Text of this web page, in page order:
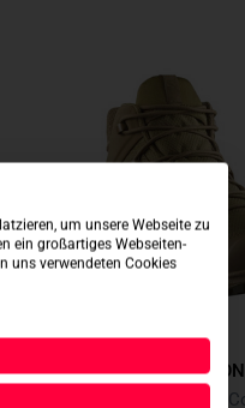
SALOMON
um unsere Webseite zu
ein großartiges Webseiten-
uns verwendeten Cookies